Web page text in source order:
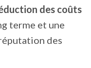
des coûts
terme et une
des